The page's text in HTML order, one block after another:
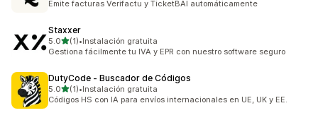
Emite facturas Verifactu y TicketBAI automáticamente
Staxxer
5.0de 5 estrellas
(1)
1 reseñas en total
•Instalación gratuita
Gestiona fácilmente tu IVA y EPR con nuestro software seguro
DutyCode ‑ Buscador de Códigos
5.0de 5 estrellas
(1)
1 reseñas en total
•Instalación gratuita
Códigos HS con IA para envíos internacionales en UE, UK y EE.